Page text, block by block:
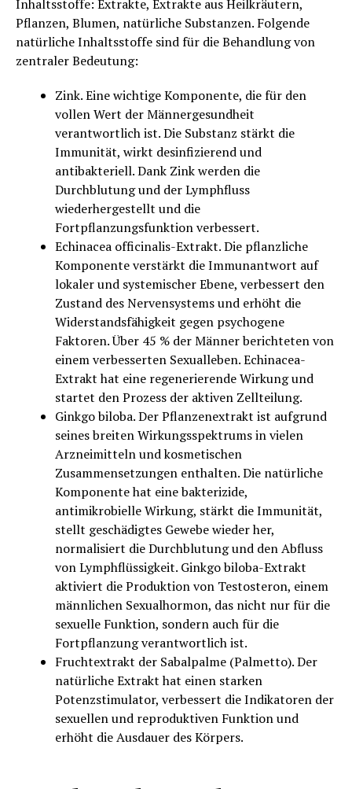
Inhaltsstoffe: Extrakte, Extrakte aus Heilkräutern,
Pflanzen, Blumen, natürliche Substanzen. Folgende
natürliche Inhaltsstoffe sind für die Behandlung von
zentraler Bedeutung:
Zink. Eine wichtige Komponente, die für den
vollen Wert der Männergesundheit
verantwortlich ist. Die Substanz stärkt die
Immunität, wirkt desinfizierend und
antibakteriell. Dank Zink werden die
Durchblutung und der Lymphfluss
wiederhergestellt und die
Fortpflanzungsfunktion verbessert.
Echinacea officinalis-Extrakt. Die pflanzliche
Komponente verstärkt die Immunantwort auf
lokaler und systemischer Ebene, verbessert den
Zustand des Nervensystems und erhöht die
Widerstandsfähigkeit gegen psychogene
Faktoren. Über 45 % der Männer berichteten von
einem verbesserten Sexualleben. Echinacea-
Extrakt hat eine regenerierende Wirkung und
startet den Prozess der aktiven Zellteilung.
Ginkgo biloba. Der Pflanzenextrakt ist aufgrund
seines breiten Wirkungsspektrums in vielen
Arzneimitteln und kosmetischen
Zusammensetzungen enthalten. Die natürliche
Komponente hat eine bakterizide,
antimikrobielle Wirkung, stärkt die Immunität,
stellt geschädigtes Gewebe wieder her,
normalisiert die Durchblutung und den Abfluss
von Lymphflüssigkeit. Ginkgo biloba-Extrakt
aktiviert die Produktion von Testosteron, einem
männlichen Sexualhormon, das nicht nur für die
sexuelle Funktion, sondern auch für die
Fortpflanzung verantwortlich ist.
Fruchtextrakt der Sabalpalme (Palmetto). Der
natürliche Extrakt hat einen starken
Potenzstimulator, verbessert die Indikatoren der
sexuellen und reproduktiven Funktion und
erhöht die Ausdauer des Körpers.